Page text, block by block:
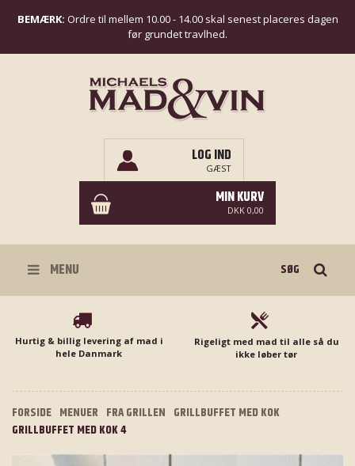
BEMÆRK: Ordre til mellem 10.00 - 14.00 skal senest placeres dagen
før grundet travlhed.
LOG IND
GÆST
MIN KURV
DKK 0,00
MENU
Hurtig & billig levering af mad i
hele Danmark
Rigeligt med mad til alle så du
ikke løber tør
FORSIDE MENUER FRA GRILLEN GRILLBUFFET MED KOK
GRILLBUFFET MED KOK 4